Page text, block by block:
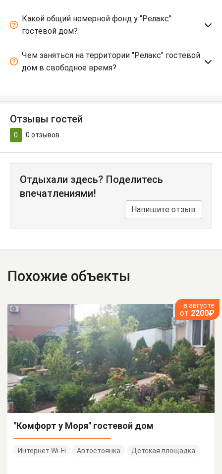
Какой общий номерной фонд у "Релакс"
гостевой дом?
Чем заняться на территории "Релакс" гостевой
дом в свободное время?
Отзывы гостей
0 0 отзывов
Отдыхали здесь? Поделитесь
впечатлениями!
Напишите отзыв
Похожие объекты
в августе
от 2200₽
"Комфорт у Моря" гостевой дом
Интернет Wi-Fi Автостоянка Детская площадка